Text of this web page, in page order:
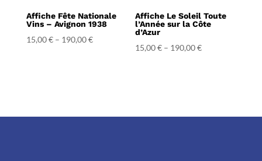
Affiche Fête Nationale
Vins – Avignon 1938
15,00€– 190,00€
Affiche Le Soleil Toute
l’Année sur la Côte
d’Azur
15,00€ – 190,00€